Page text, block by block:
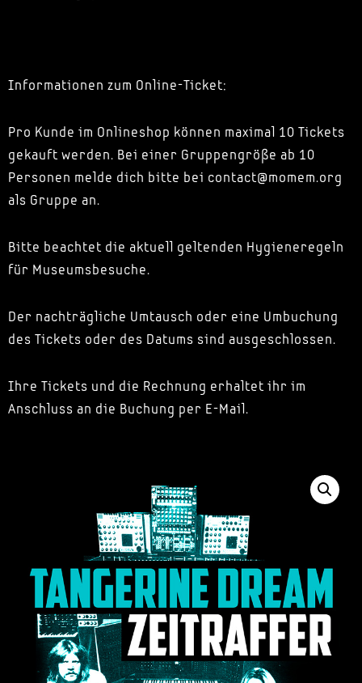
Informationen zum Online-Ticket:
Pro Kunde im Onlineshop können maximal 10 Tickets
gekauft werden. Bei einer Gruppengröße ab 10
Personen melde dich bitte bei contact@momem.org
als Gruppe an.
Bitte beachtet die aktuell geltenden Hygieneregeln
für Museumsbesuche.
Der nachträgliche Umtausch oder eine Umbuchung
des Tickets oder des Datums sind ausgeschlossen.
Ihre Tickets und die Rechnung erhaltet ihr im
Anschluss an die Buchung per E-Mail.